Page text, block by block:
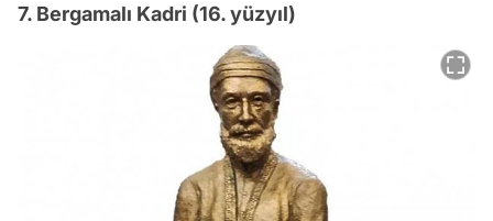
7. Bergamalı Kadri (16. yüzyıl)